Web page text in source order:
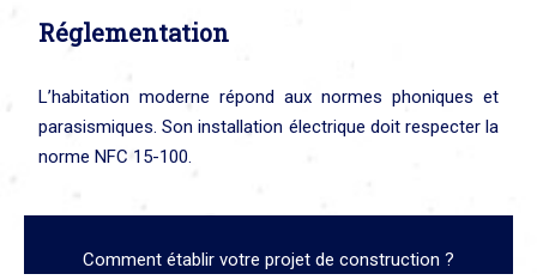
Réglementation
L’habitation moderne répond aux normes phoniques et
parasismiques. Son installation électrique doit respecter la
norme NFC 15-100.
Comment établir votre projet de construction ?